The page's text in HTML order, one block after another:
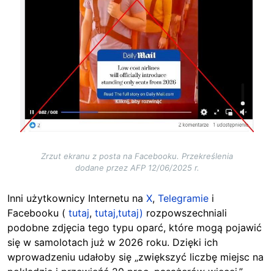
Zrzut ekranu z posta na Facebooku. Przekreślenia
dodane przez AFP 12/06/2025 r.
Inni użytkownicy Internetu na X, Telegramie i
Facebooku ( tutaj, tutaj,tutaj) rozpowszechniali
podobne zdjęcia tego typu oparć, które mogą pojawić
się w samolotach już w 2026 roku. Dzięki ich
wprowadzeniu udałoby się „zwiększyć liczbę miejsc na